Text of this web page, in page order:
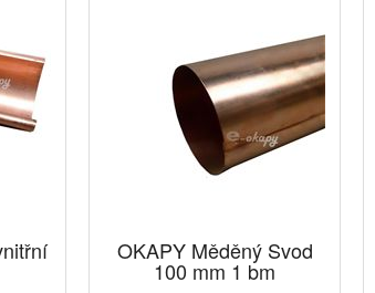
OKAPY Měděný Svod
100 mm 1 bm